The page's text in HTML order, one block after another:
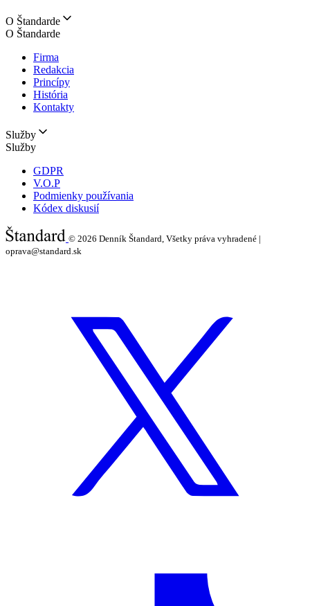
O Štandarde
O Štandarde
Firma
Redakcia
Princípy
História
Kontakty
Služby
Služby
GDPR
V.O.P
Podmienky používania
Kódex diskusií
© 2026 Denník Štandard, Všetky práva vyhradené |
oprava@standard.sk